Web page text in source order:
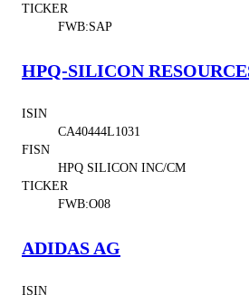
TICKER
FWB:SAP
HPQ-SILICON
ISIN
CA40444L1031
FISN
HPQ SILICON INC/CM
TICKER
FWB:O08
ADIDAS AG
ISIN